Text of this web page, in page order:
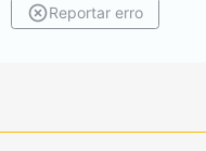
Reportar erro